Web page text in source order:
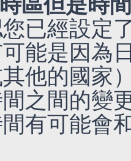
區但是時
已經設定
能是因為
他的國家
之間的變
有可能會